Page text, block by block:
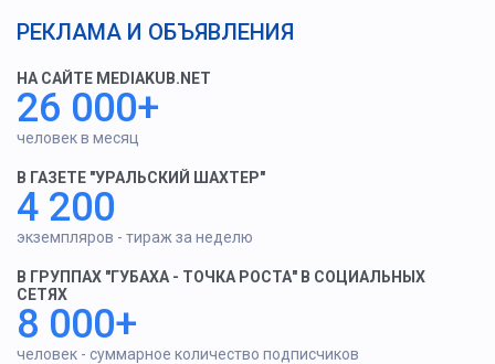
РЕКЛАМА И ОБЪЯВЛЕНИЯ
НА САЙТЕ MEDIAKUB.NET
26 000+
человек в месяц
В ГАЗЕТЕ "УРАЛЬСКИЙ ШАХТЕР"
4 200
экземпляров - тираж за неделю
В ГРУППАХ "ГУБАХА - ТОЧКА РОСТА" В СОЦИАЛЬНЫХ
СЕТЯХ
8 000+
человек - суммарное количество подписчиков